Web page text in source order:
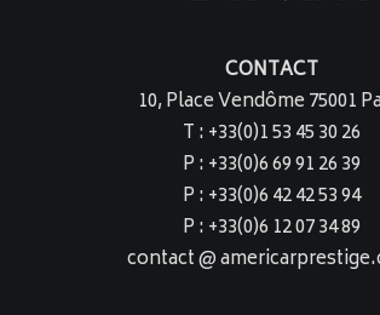
CONTACT
10, Place Vendôme 75001
T : +33(0)1 53 45 30 26
P : +33(0)6 69 91 26 39
P : +33(0)6 42 42 53 94
P : +33(0)6 12 07 34 89
contact @